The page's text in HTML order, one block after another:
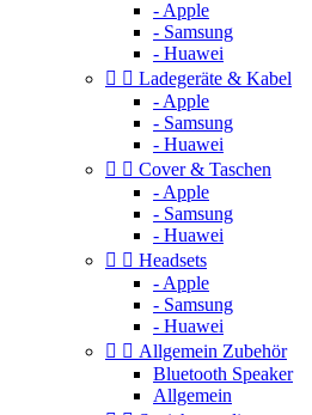
- Apple
- Samsung
- Huawei
  Ladegeräte & Kabel
- Apple
- Samsung
- Huawei
  Cover & Taschen
- Apple
- Samsung
- Huawei
  Headsets
- Apple
- Samsung
- Huawei
  Allgemein Zubehör
Bluetooth Speaker
Allgemein